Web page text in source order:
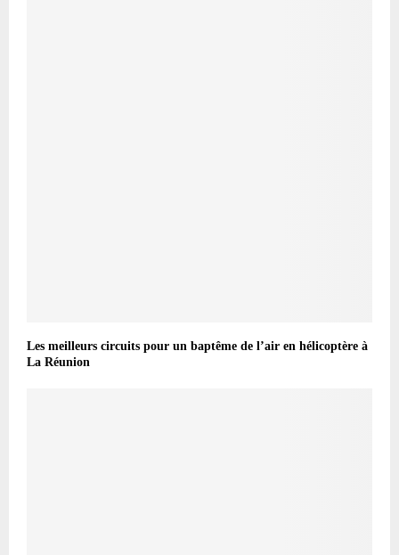
Les meilleurs circuits pour un baptême de l’air en hélicoptère à
La Réunion